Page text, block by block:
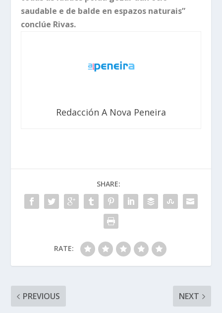
saudable e de balde en espazos naturais”
conclúe Rivas.
Redacción A Nova Peneira
SHARE:
RATE:
PREVIOUS NEXT